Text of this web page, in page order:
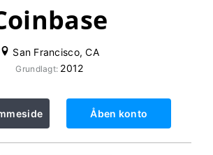
San Francisco, CA
Grundlagt: 2012
Åben konto